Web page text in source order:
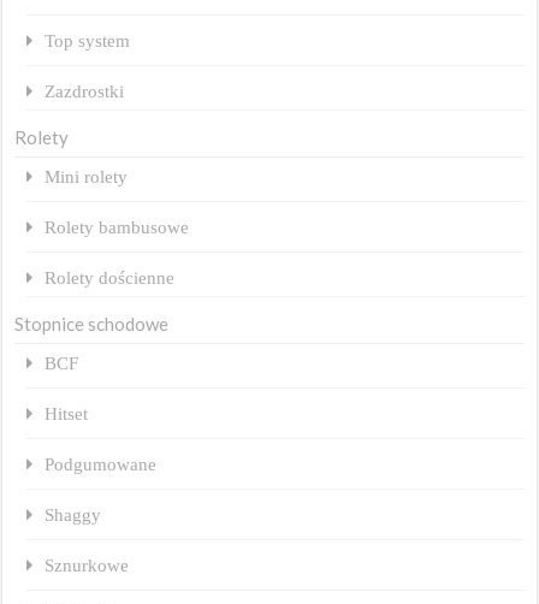
Top system
Zazdrostki
Rolety
Mini rolety
Rolety bambusowe
Rolety dościenne
Stopnice schodowe
BCF
Hitset
Podgumowane
Shaggy
Sznurkowe